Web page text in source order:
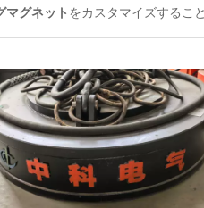
マグネット をカスタマイズするこ